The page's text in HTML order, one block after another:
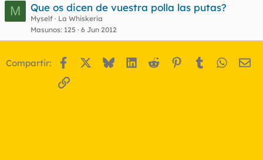
M Que os dicen de vuestra polla las putas?
Myself
La Whiskería
Masunos 125 6 Jun 2012
Compartir: Facebook BlueskyLinkedIn
Reddit Pinterest
Tumblr
Enlace